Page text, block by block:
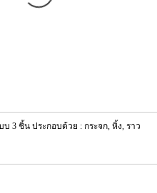
3 ชิ้น ประกอบด้วย : กระจก, หิ้ง, ราว